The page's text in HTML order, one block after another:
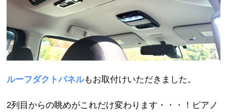
ルーフダクトパネルもお取付けいただきました。
2列目からの眺めがこれだけ変わります・・・！ピアノ